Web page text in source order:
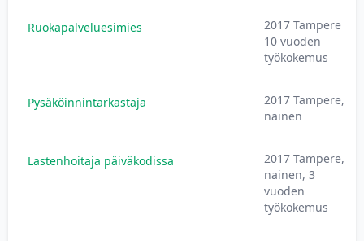
Ruokapalveluesimies
2017 Tampere
10 vuoden
työkokemus
Pysäköinnintarkastaja
2017 Tampere,
nainen
Lastenhoitaja päiväkodissa
2017 Tampere,
nainen, 3
vuoden
työkokemus